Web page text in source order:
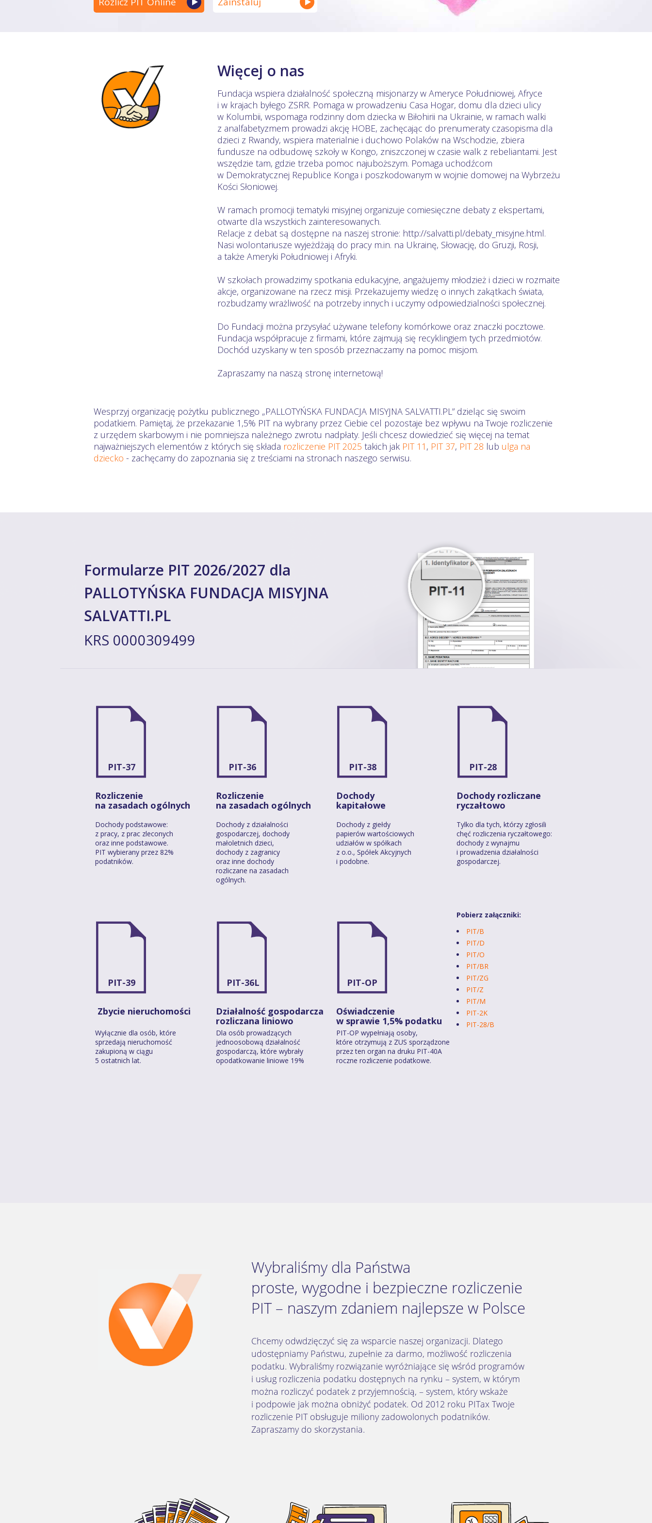
Więcej o nas
Fundacja wspiera działalność społeczną misjonarzy w Ameryce Południowej, Afryce
i w krajach byłego ZSRR. Pomaga w prowadzeniu Casa Hogar, domu dla dzieci ulicy
w Kolumbii, wspomaga rodzinny dom dziecka w Biłohirii na Ukrainie, w ramach walki
z analfabetyzmem prowadzi akcję HOBE, zachęcając do prenumeraty czasopisma dla
dzieci z Rwandy, wspiera materialnie i duchowo Polaków na Wschodzie, zbiera
fundusze na odbudowę szkoły w Kongo, zniszczonej w czasie walk z rebeliantami. Jest
wszędzie tam, gdzie trzeba pomoc najuboższym. Pomaga uchodźcom
w Demokratycznej Republice Konga i poszkodowanym w wojnie domowej na Wybrzeżu
Kości Słoniowej.
W ramach promocji tematyki misyjnej organizuje comiesięczne debaty z ekspertami,
otwarte dla wszystkich zainteresowanych.
Relacje z debat są dostępne na naszej stronie: http://salvatti.pl/debaty_misyjne.html.
Nasi wolontariusze wyjeżdżają do pracy m.in. na Ukrainę, Słowację, do Gruzji, Rosji,
a także Ameryki Południowej i Afryki.
W szkołach prowadzimy spotkania edukacyjne, angażujemy młodzież i dzieci w rozmaite
akcje, organizowane na rzecz misji. Przekazujemy wiedzę o innych zakątkach świata,
rozbudzamy wrażliwość na potrzeby innych i uczymy odpowiedzialności społecznej.
Do Fundacji można przysyłać używane telefony komórkowe oraz znaczki pocztowe.
Fundacja współpracuje z firmami, które zajmują się recyklingiem tych przedmiotów.
Dochód uzyskany w ten sposób przeznaczamy na pomoc misjom.
Zapraszamy na naszą stronę internetową!
Wesprzyj organizację pożytku publicznego „PALLOTYŃSKA FUNDACJA MISYJNA SALVATTI.PL” dzieląc się swoim
podatkiem. Pamiętaj, że przekazanie 1,5% PIT na wybrany przez Ciebie cel pozostaje bez wpływu na Twoje rozliczenie
z urzędem skarbowym i nie pomniejsza należnego zwrotu nadpłaty. Jeśli chcesz dowiedzieć się więcej na temat
najważniejszych elementów z których się składa rozliczenie PIT 2025 takich jak PIT 11 , PIT 37, PIT 28 lub ulga na
dziecko - zachęcamy do zapoznania się z treściami na stronach naszego serwisu.
Formularze PIT 2026/2027 dla
PALLOTYŃSKA FUNDACJA MISYJNA
SALVATTI.PL
KRS 0000309499
PIT-37 PIT-36 PIT-38 PIT-28
Rozliczenie
na zasadach ogólnych
Rozliczenie
na zasadach ogólnych
Dochody
kapitałowe
Dochody rozliczane
ryczałtowo
Dochody podstawowe:
z pracy, z prac zleconych
oraz inne podstawowe.
PIT wybierany przez 82%
podatników.
Dochody z działalności
gospodarczej, dochody
małoletnich dzieci,
dochody z zagranicy
oraz inne dochody
rozliczane na zasadach
ogólnych.
Dochody z giełdy
papierów wartościowych
udziałów w spółkach
z o.o., Spółek Akcyjnych
i podobne.
Tylko dla tych, którzy zgłosili
chęć rozliczenia ryczałtowego:
dochody z wynajmu
i prowadzenia działalności
gospodarczej.
PIT-39 PIT-36L PIT-OP
Pobierz załączniki:
PIT/B
PIT/D
PIT/O
PIT/BR
PIT/ZG
PIT/Z
PIT/M
PIT-2K
PIT-28/B
Zbycie nieruchomości
Działalność gospodarcza
rozliczana liniowo
Oświadczenie
w sprawie 1,5% podatku
Wyłącznie dla osób, które
sprzedają nieruchomość
zakupioną w ciągu
5 ostatnich lat.
Dla osób prowadzących
jednoosobową działalność
gospodarczą, które wybrały
opodatkowanie liniowe 19%
PIT-OP wypełniają osoby,
które otrzymują z ZUS sporządzone
przez ten organ na druku PIT-40A
roczne rozliczenie podatkowe.
Wybraliśmy dla Państwa
proste, wygodne i bezpieczne rozliczenie
PIT – naszym zdaniem najlepsze w Polsce
Chcemy odwdzięczyć się za wsparcie naszej organizacji. Dlatego
udostępniamy Państwu, zupełnie za darmo, możliwość rozliczenia
podatku. Wybraliśmy rozwiązanie wyróżniające się wśród programów
i usług rozliczenia podatku dostępnych na rynku – system, w którym
można rozliczyć podatek z przyjemnością, – system, który wskaże
i podpowie jak można obniżyć podatek. Od 2012 roku PITax Twoje
rozliczenie PIT obsługuje miliony zadowolonych podatników.
Zapraszamy do skorzystania.